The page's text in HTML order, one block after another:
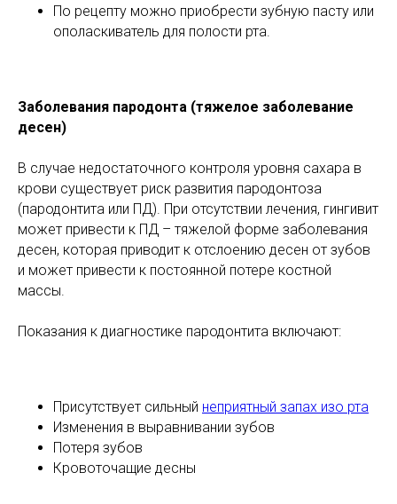
По рецепту можно приобрести зубную пасту или
ополаскиватель для полости рта.
Заболевания пародонта (тяжелое заболевание
десен)
В случае недостаточного контроля уровня сахара в
крови существует риск развития пародонтоза
(пародонтита или ПД). При отсутствии лечения, гингивит
может привести к ПД – тяжелой форме заболевания
десен, которая приводит к отслоению десен от зубов
и может привести к постоянной потере костной
массы.
Показания к диагностике пародонтита включают:
Присутствует сильный неприятный запах изо рта
Изменения в выравнивании зубов
Потеря зубов
Кровоточащие десны